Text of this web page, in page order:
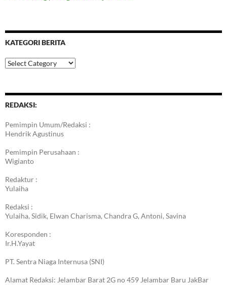
KATEGORI BERITA
Kategori
Berita
REDAKSI:
Pemimpin Umum/Redaksi :
Hendrik Agustinus
Pemimpin Perusahaan :
Wigianto
Redaktur :
Yulaiha
Redaksi :
Yulaiha, Sidik, Elwan Charisma, Chandra G, Antoni, Savina
Koresponden :
Ir.H.Yayat
PT. Sentra Niaga Internusa (SNI)
Alamat Redaksi: Jelambar Barat 2G no 459 Jelambar Baru JakBar